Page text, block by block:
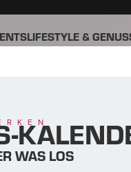
LIFESTYLE &
WAS LOS